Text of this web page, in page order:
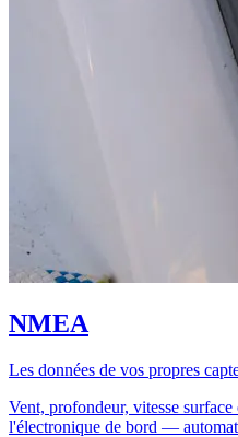
NMEA
Les données de vos propres
Vent, profondeur, vitesse
l'électronique de bord —